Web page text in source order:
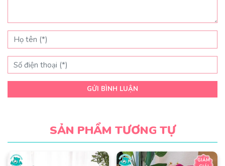
GỬI BÌNH LUẬN
SẢN PHẨM TƯƠNG TỰ
GIẢM